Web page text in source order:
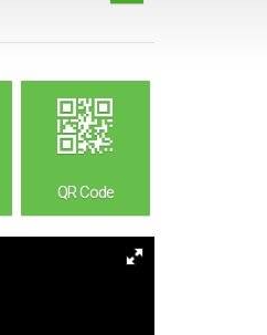
QR Code